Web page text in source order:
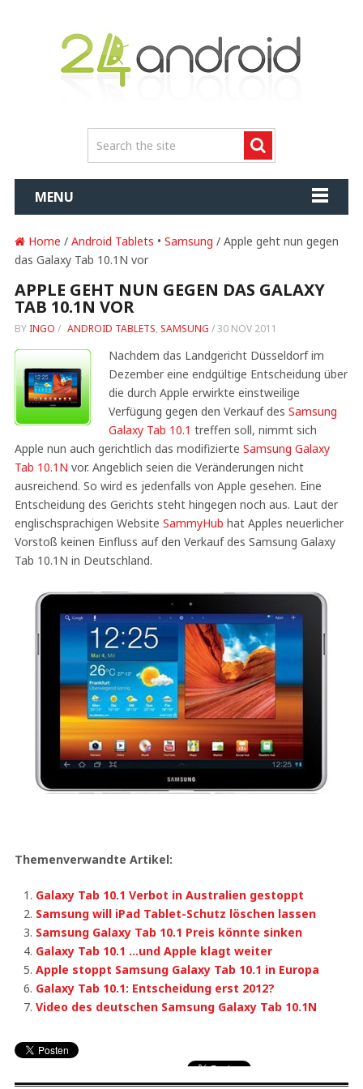
MENU
Home / Android Tablets • Samsung / Apple geht nun gegen
das Galaxy Tab 10.1N vor
APPLE GEHT NUN GEGEN DAS GALAXY
TAB 10.1N VOR
BY INGO / ANDROID TABLETS, SAMSUNG /30 NOV 2011
Nachdem das Landgericht Düsseldorf im
Dezember eine endgültige Entscheidung über
die durch Apple erwirkte einstweilige
Verfügung gegen den Verkauf des Samsung
Galaxy Tab 10.1 treffen soll, nimmt sich
Apple nun auch gerichtlich das modifizierte Samsung Galaxy
Tab 10.1N vor. Angeblich seien die Veränderungen nicht
ausreichend. So wird es jedenfalls von Apple gesehen. Eine
Entscheidung des Gerichts steht hingegen noch aus. Laut der
englischsprachigen Website SammyHub hat Apples neuerlicher
Vorstoß keinen Einfluss auf den Verkauf des Samsung Galaxy
Tab 10.1N in Deutschland.
Themenverwandte Artikel:
Galaxy Tab 10.1 Verbot in Australien gestoppt
Samsung will iPad Tablet-Schutz löschen lassen
Samsung Galaxy Tab 10.1 Preis könnte sinken
Galaxy Tab 10.1 …und Apple klagt weiter
Apple stoppt Samsung Galaxy Tab 10.1 in Europa
Galaxy Tab 10.1: Entscheidung erst 2012?
Video des deutschen Samsung Galaxy Tab 10.1N